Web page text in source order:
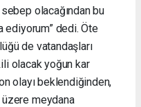
olacağından bu
dedi. Öte
de vatandaşları
olacak yoğun kar
olayı beklendiğinden,
meydana